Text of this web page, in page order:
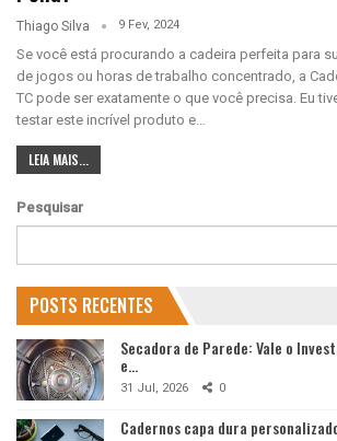
Thiago Silva 9 Fev, 2024
Se você está procurando a cadeira perfeita para
de jogos ou horas de trabalho concentrado, a
TC pode ser exatamente o que você precisa. Eu
testar este incrível produto e…
LEIA MAIS...
Pesquisar
POSTS RECENTES
Secadora de Parede: Vale o
e…
31 Jul, 2026 0
Cadernos capa dura